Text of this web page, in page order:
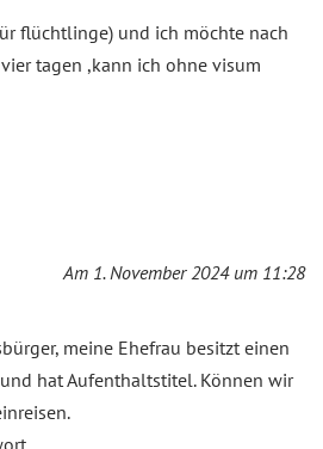
flüchtlinge) und ich möchte nach
tagen ,kann ich ohne visum
Am 1. November 2024 um 11:28
meine Ehefrau besitzt einen
hat Aufenthaltstitel. Können wir